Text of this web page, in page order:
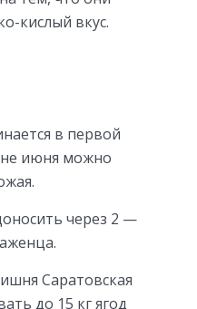
кислый вкус.
в первой
июня можно
через 2 —
Саратовская
до 15 кг ягод